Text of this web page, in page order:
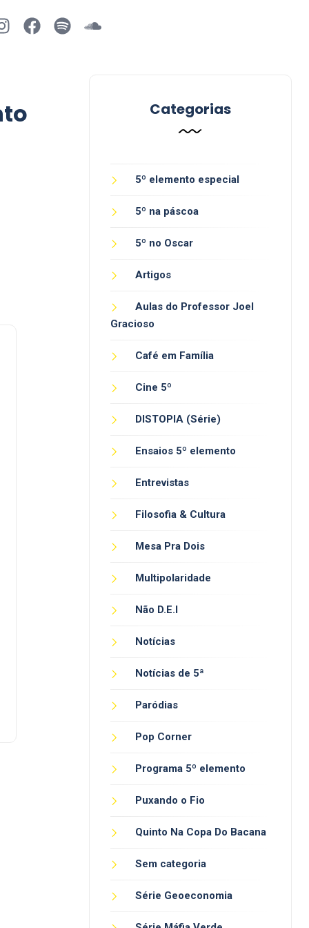
Categorias
5º elemento especial
5º na páscoa
5º no Oscar
Artigos
Aulas do Professor Joel
Gracioso
Café em Família
Cine 5º
DISTOPIA (Série)
Ensaios 5º elemento
Entrevistas
Filosofia & Cultura
Mesa Pra Dois
Multipolaridade
Não D.E.I
Notícias
Notícias de 5ª
Paródias
Pop Corner
Programa 5º elemento
Puxando o Fio
Quinto Na Copa Do Bacana
Sem categoria
Série Geoeconomia